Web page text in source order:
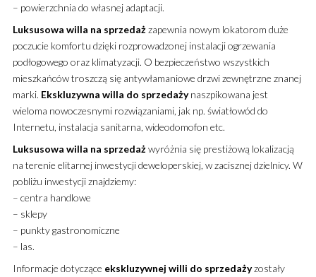
– powierzchnia do własnej adaptacji.
Luksusowa willa na sprzedażzapewnia nowym lokatorom duże
poczucie komfortu dzięki rozprowadzonej instalacji ogrzewania
podłogowego oraz klimatyzacji. O bezpieczeństwo wszystkich
mieszkańców troszczą się antywłamaniowe drzwi zewnętrzne znanej
marki. Ekskluzywna willa do sprzedażynaszpikowana jest
wieloma nowoczesnymi rozwiązaniami, jak np. światłowód do
Internetu, instalacja sanitarna, wideodomofon etc.
Luksusowa willa na sprzedażwyróżnia się prestiżową lokalizacją
na terenie elitarnej inwestycji deweloperskiej, w zacisznej dzielnicy. W
pobliżu inwestycji znajdziemy:
– centra handlowe
– sklepy
– punkty gastronomiczne
– las.
Informacje dotyczące ekskluzywnej willi do sprzedażyzostały